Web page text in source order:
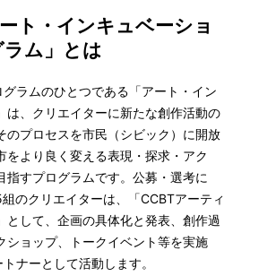
ト・インキュベーショ
ム」とは
ラムのひとつである「アート・イン
は、クリエイターに新たな創作活動の
のプロセスを市民（シビック）に開放
をより良く変える表現・探求・アク
指すプログラムです。公募・選考に
のクリエイターは、「CCBTアーティ
として、企画の具体化と発表、創作過
ショップ、トークイベント等を実施
ナーとして活動します。